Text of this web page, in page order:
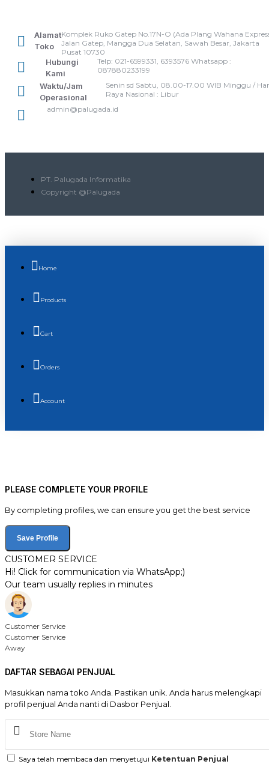
Alamat
Toko
Komplek Ruko Gatep No.17N-O (Ada Plang Wahana
Jalan Gatep, Mangga Dua Selatan, Sawah Besar, Jakarta
Pusat 10730
Hubungi
Kami
Telp: 021-6599331, 6393576 Whatsapp :
087880233199
Waktu/Jam
Operasional
Senin sd Sabtu, 08.00-17.00 WIB Minggu /
Raya Nasional : Libur
admin@palugada.id
PT. Palugada Informatika
Copyright @Palugada
Home
Products
Cart
Orders
Account
PLEASE COMPLETE YOUR PROFILE
By completing profiles, we can ensure you get the best service
Save Profile
CUSTOMER SERVICE
Hi! Click for communication via WhatsApp;)
Our team usually replies in minutes
Customer Service
Customer Service
Away
DAFTAR SEBAGAI PENJUAL
Masukkan nama toko Anda. Pastikan unik. Anda harus melengkapi
profil penjual Anda nanti di Dasbor Penjual.
Saya telah membaca dan menyetujui Ketentuan Penjual